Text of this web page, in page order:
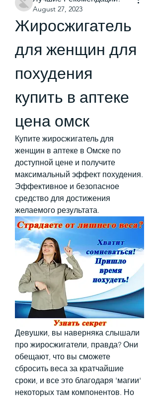
August 27, 2023
Жиросжигатель
для женщин для
похудения
купить в аптеке
цена омск
Купите жиросжигатель для
женщин в аптеке в Омске по
доступной цене и получите
максимальный эффект похудения.
Эффективное и безопасное
средство для достижения
желаемого результата.
Девушки, вы наверняка слышали
про жиросжигатели, правда? Они
обещают, что вы сможете
сбросить веса за кратчайшие
сроки, и все это благодаря 'магии'
некоторых там компонентов. Но